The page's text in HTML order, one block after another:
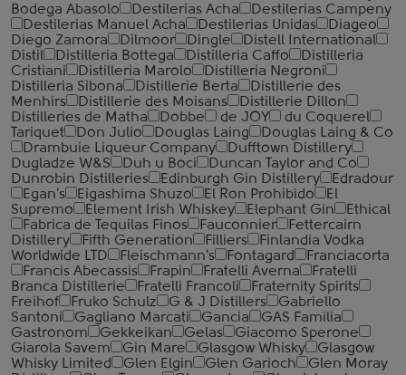
Bodega Abasolo
Destilerias Acha
Destilerias Campeny
Destilerias Manuel Acha
Destilerias Unidas
Diageo
Diego Zamora
Dilmoor Dingle
Distell International
Distil
Distilleria Bottega Distilleria Caffo
Distilleria
Cristiani
Distilleria Marolo
Distilleria Negroni
Distilleria Sibona
Distillerie Berta
Distillerie des
Menhirs
Distillerie des Moisans
Distillerie Dillon
Distilleries de Matha
Dobbe de JOY
du Coquerel
Tariquet
Don Julio Douglas Laing
Douglas Laing & Co
Drambuie Liqueur Company
Dufftown Distillery
Dugladze W&S
Duh u Boci
Duncan Taylor and Co
Dunrobin Distilleries
Edinburgh Gin Distillery
Edradour
Egan's
Eigashima Shuzo El Ron Prohibido
El
Supremo
Element Irish Whiskey Elephant Gin
Ethical
Fabrica de Tequilas Finos
Fauconnier
Fettercairn
Distillery
Fifth Generation Filliers
Finlandia Vodka
Worldwide LTD
Fleischmann's Fontagard
Franciacorta
Francis Abecassis
Frapin Fratelli Averna
Fratelli
Branca Distillerie
Fratelli ‎Francoli
Fraternity Spirits
Freihof
Fruko Schulz G & J Distillers
Gabriello
Santoni
Gagliano Marcati Gancia
GAS Familia
Gastronom
Gekkeikan Gelas
Giacomo Sperone
Giarola Savem
Gin Mare Glasgow Whisky
Glasgow
Whisky Limited
Glen Elgin Glen Garioch
Glen Moray